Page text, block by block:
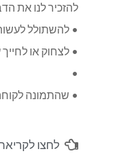
להזכיר לנו את
• להשתולל
• לצחוק או
•
• שהתמונה
לחצו